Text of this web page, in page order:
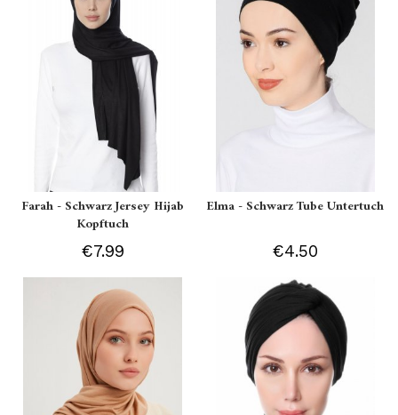
Farah - Schwarz Jersey Hijab
Kopftuch
€7.99
Elma - Schwarz Tube Untertuch
€4.50